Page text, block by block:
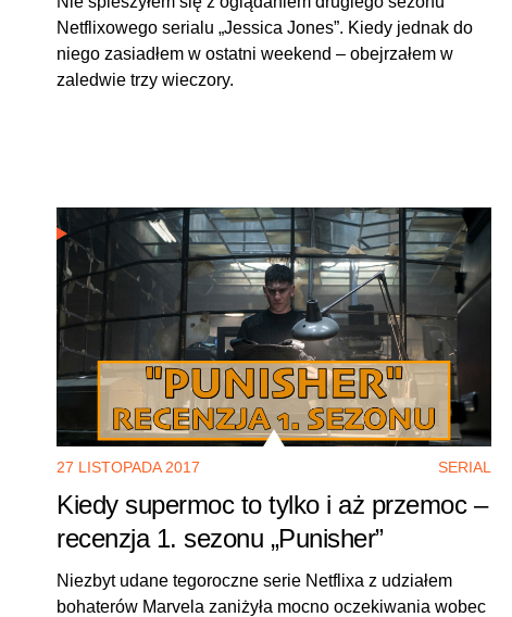
Netflixowego serialu „Jessica Jones”. Kiedy jednak do
niego zasiadłem w ostatni weekend – obejrzałem w
zaledwie trzy wieczory.
27 LISTOPADA 2017 SERIAL
Kiedy supermoc to tylko i aż przemoc –
recenzja 1. sezonu „Punisher”
Niezbyt udane tegoroczne serie Netflixa z udziałem
bohaterów Marvela zaniżyła mocno oczekiwania wobec